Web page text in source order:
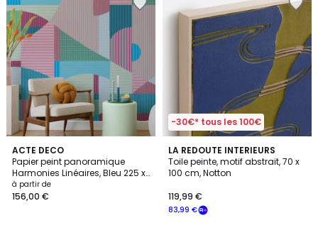
ACTE DECO
Papier peint panoramique
Harmonies Linéaires, Bleu 225 x
250cm
à partir de
156,00 €
3
Couleurs
-30€* tous les 100€
LA REDOUTE INTERIEURS
Toile peinte, motif abstrait, 70 x
100 cm, Notton
83,99 €
119,99 €